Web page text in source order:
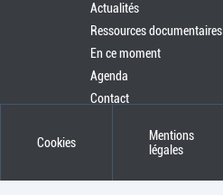
Actualités
Ressources documentaires
En ce moment
Agenda
Contact
Cookies
Mentions
légales